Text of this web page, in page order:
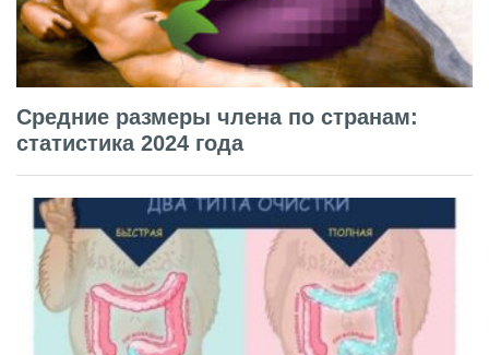
Средние размеры члена по странам:
статистика 2024 года